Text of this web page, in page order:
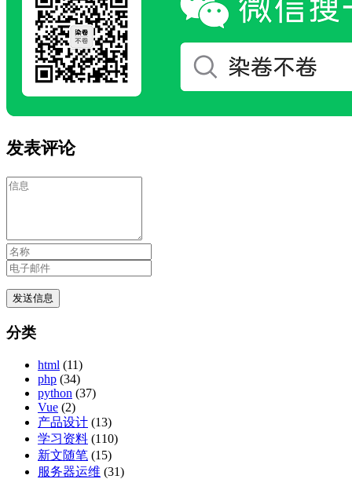
发表评论
分类
html (11)
php (34)
python (37)
Vue (2)
产品设计 (13)
学习资料 (110)
新文随笔 (15)
服务器运维 (31)